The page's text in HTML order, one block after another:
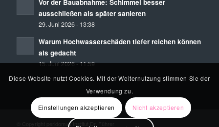
Vor der Bauabnahme: Schimmel besser
ausschließen als später sanieren
29. Juni 2026 - 13:38
Warum Hochwasserschäden tiefer reichen können
als gedacht
15. Juni 2026 - 11:59
© Copyright peridomus Institut Dr. Führer
Diese Website nutzt Cookies. Mit der Weiternutzung stimmen Sie der
Verwendung zu.
Einstellungen akzeptieren Nicht akzeptieren